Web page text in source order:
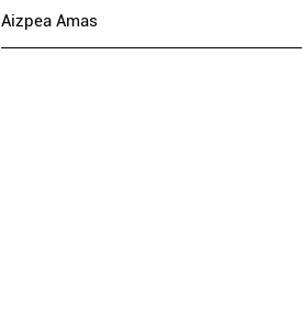
Aizpea Amas